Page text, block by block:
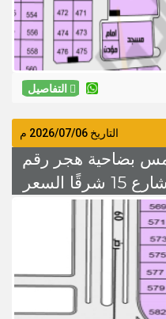
التفاصيل
التاريخ 2026/07/06 م
بضاحية هجر رقم
576/ب المساحة 927م شارع 15 شرقًا السعر